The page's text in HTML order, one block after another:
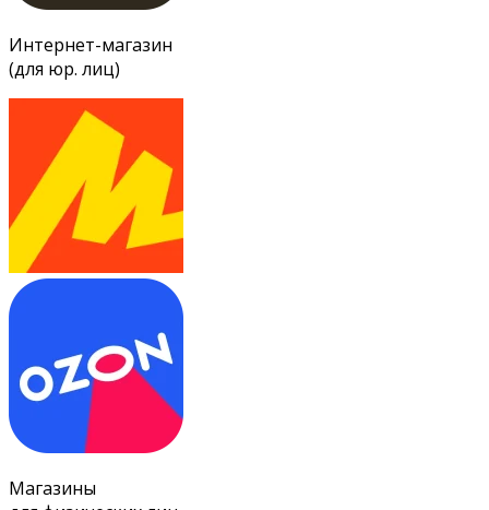
Интернет-магазин
(для юр. лиц)
Магазины